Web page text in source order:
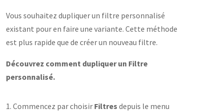
Vous souhaitez dupliquer un filtre personnalisé
existant pour en faire une variante. Cette méthode
est plus rapide que de créer un nouveau filtre.
Découvrez comment dupliquer un Filtre
personnalisé.
1. Commencez par choisir Filtres depuis le menu